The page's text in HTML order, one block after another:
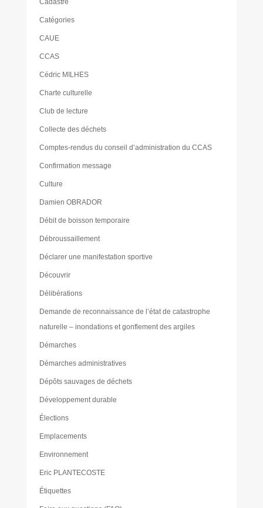
Cadastre
Catégories
CAUE
CCAS
Cédric MILHES
Charte culturelle
Club de lecture
Collecte des déchets
Comptes-rendus du conseil d’administration du CCAS
Confirmation message
Culture
Damien OBRADOR
Débit de boisson temporaire
Débroussaillement
Déclarer une manifestation sportive
Découvrir
Délibérations
Demande de reconnaissance de l’état de catastrophe
naturelle – inondations et gonflement des argiles
Démarches
Démarches administratives
Dépôts sauvages de déchets
Développement durable
Élections
Emplacements
Environnement
Eric PLANTECOSTE
Étiquettes